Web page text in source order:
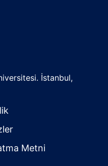
İstanbul,
Metni